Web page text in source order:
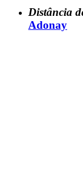
Distância
Adonay